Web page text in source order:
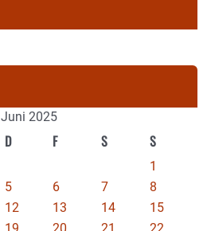
Juni 2025
D F S S
1
5 6 7
8
12 13 14
15